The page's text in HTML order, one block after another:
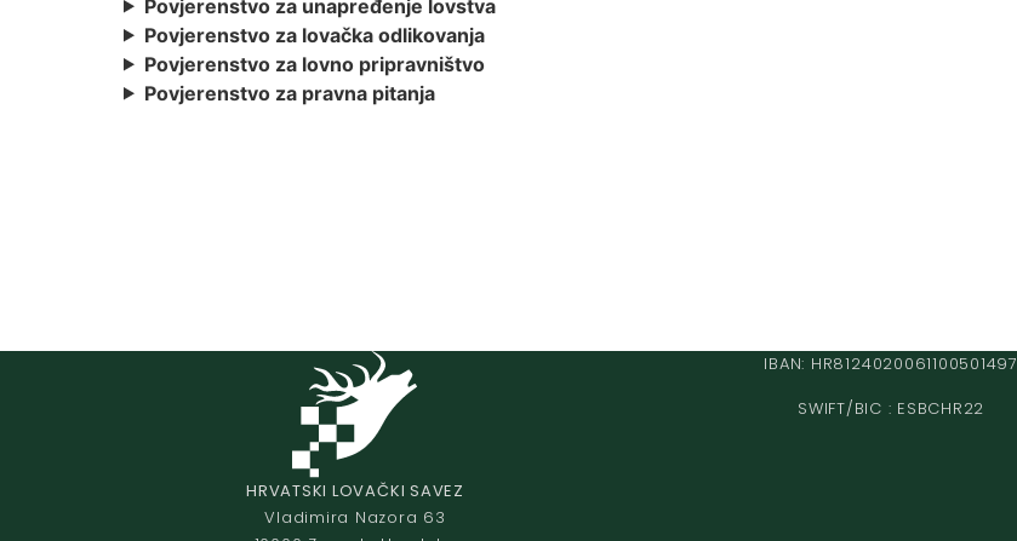
Povjerenstvo za unapređenje lovstva
Povjerenstvo za lovačka odlikovanja
Povjerenstvo za lovno pripravništvo
Povjerenstvo za pravna pitanja
HRVATSKI LOVAČKI SAVEZ
Vladimira Nazora 63
IBAN: HR8124020061100501497
SWIFT/BIC : ESBCHR22